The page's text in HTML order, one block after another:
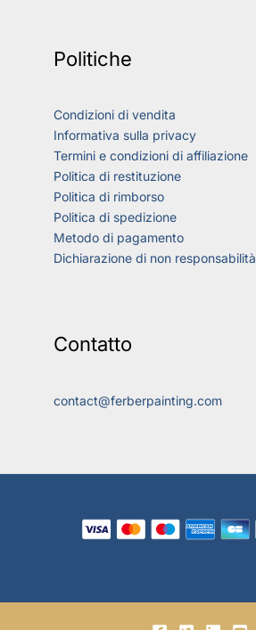
Politiche
Condizioni di vendita
Informativa sulla privacy
Termini e condizioni di affiliazione
Politica di restituzione
Politica di rimborso
Politica di spedizione
Metodo di pagamento
Dichiarazione di non responsabilità
Contatto
contact@ferberpainting.com